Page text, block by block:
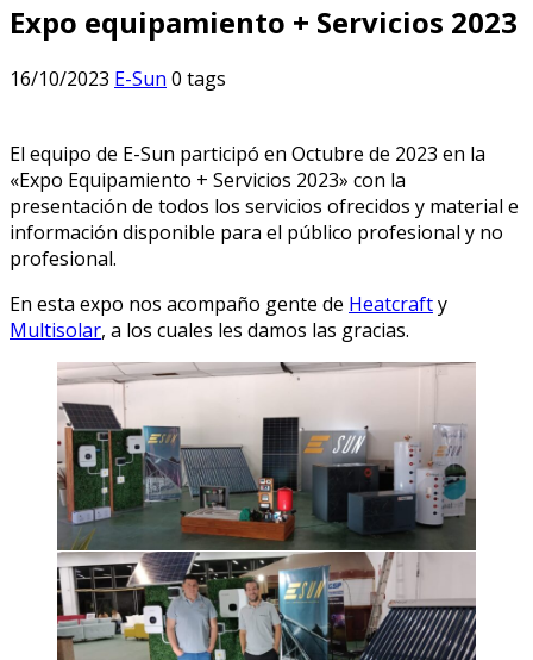
Expo equipamiento + Servicios 2023
16/10/2023 E-Sun 0 tags
El equipo de E-Sun participó en Octubre de 2023 en la
«Expo Equipamiento + Servicios 2023» con la
presentación de todos los servicios ofrecidos y material e
información disponible para el público profesional y no
profesional.
En esta expo nos acompaño gente de Heatcrafty
Multisolar, a los cuales les damos las gracias.